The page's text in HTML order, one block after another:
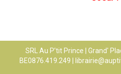
SRL Au P’tit Prince | Grand'
BE0876.419.249 |